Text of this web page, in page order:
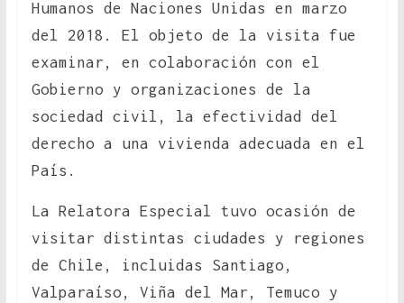
Humanos de Naciones Unidas en marzo
del 2018. El objeto de la visita fue
examinar, en colaboración con el
Gobierno y organizaciones de la
sociedad civil, la efectividad del
derecho a una vivienda adecuada en el
País.
La Relatora Especial tuvo ocasión de
visitar distintas ciudades y regiones
de Chile, incluidas Santiago,
Valparaíso, Viña del Mar, Temuco y